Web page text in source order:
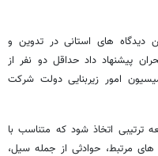
دیدگاه های استانی در تدوین و
پیشنهاد داد حداقل دو نفر از
امور زیربنایی دولت شرکت
ترتیبی اتخاذ شود که متناسب با
مرتبط، حوادثی از جمله سیل،